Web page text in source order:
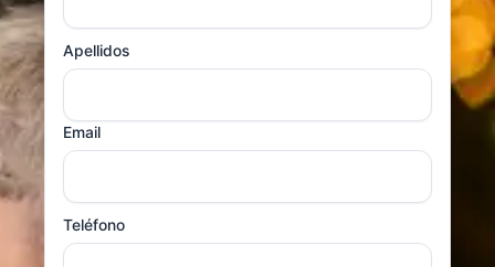
Apellidos
Email
Teléfono